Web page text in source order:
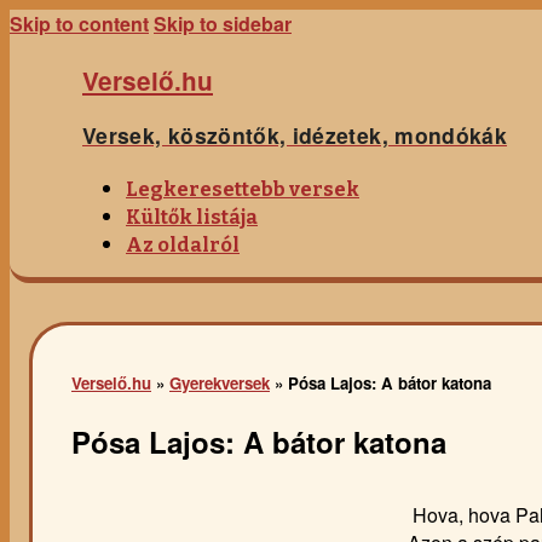
Skip to contentSkip to sidebar
Verselő.hu
Versek, köszöntők, idézetek, mondókák
Legkeresettebb versek
Kültők listája
Az oldalról
Verselő.hu » Gyerekversek » Pósa Lajos: A bátor katona
Pósa Lajos: A bátor katona
Hova, hova